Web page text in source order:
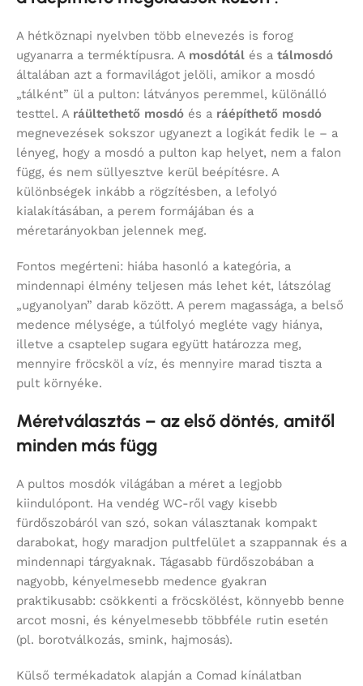
A hétköznapi nyelvben több elnevezés is forog
ugyanarra a terméktípusra. A mosdótál és a tálmosdó
általában azt a formavilágot jelöli, amikor a mosdó
„tálként” ül a pulton: látványos peremmel, különálló
testtel. A ráültethető mosdó és a ráépíthető mosdó
megnevezések sokszor ugyanezt a logikát fedik le – a
lényeg, hogy a mosdó a pulton kap helyet, nem a falon
függ, és nem süllyesztve kerül beépítésre. A
különbségek inkább a rögzítésben, a lefolyó
kialakításában, a perem formájában és a
méretarányokban jelennek meg.
Fontos megérteni: hiába hasonló a kategória, a
mindennapi élmény teljesen más lehet két, látszólag
„ugyanolyan” darab között. A perem magassága, a belső
medence mélysége, a túlfolyó megléte vagy hiánya,
illetve a csaptelep sugara együtt határozza meg,
mennyire fröcsköl a víz, és mennyire marad tiszta a
pult környéke.
Méretválasztás – az első döntés, amitől
minden más függ
A pultos mosdók világában a méret a legjobb
kiindulópont. Ha vendég WC-ről vagy kisebb
fürdőszobáról van szó, sokan választanak kompakt
darabokat, hogy maradjon pultfelület a szappannak és a
mindennapi tárgyaknak. Tágasabb fürdőszobában a
nagyobb, kényelmesebb medence gyakran
praktikusabb: csökkenti a fröcskölést, könnyebb benne
arcot mosni, és kényelmesebb többféle rutin esetén
(pl. borotválkozás, smink, hajmosás).
Külső termékadatok alapján a Comad kínálatban